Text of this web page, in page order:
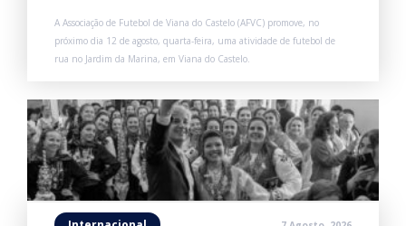
A Associação de Futebol de Viana do Castelo (AFVC) promove, no
próximo dia 12 de agosto, quarta-feira, uma atividade de futebol de
rua no Jardim da Marina, em Viana do Castelo.